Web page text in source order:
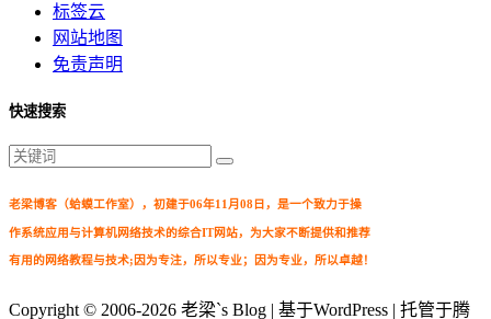
标签云
网站地图
免责声明
快速搜索
老梁博客（蛤蟆工作室），初建于06年11月08日，是一个致力于操
作系统应用与计算机网络技术的综合IT网站，为大家不断提供和推荐
有用的网络教程与技术;因为专注，所以专业；因为专业，所以卓越！
Copyright © 2006-2026 老梁`s Blog | 基于WordPress | 托管于腾